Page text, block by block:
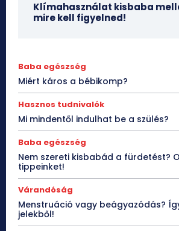
Klímahasználat kisbaba
mire kell figyelned!
Baba egészség
Miért káros a bébikomp?
Hasznos tudnivalók
Mi mindentől indulhat be a szülés?
Baba egészség
Nem szereti kisbabád a fürdetést?
tippeinket!
Várandóság
Menstruáció vagy beágyazódás?
jelekből!